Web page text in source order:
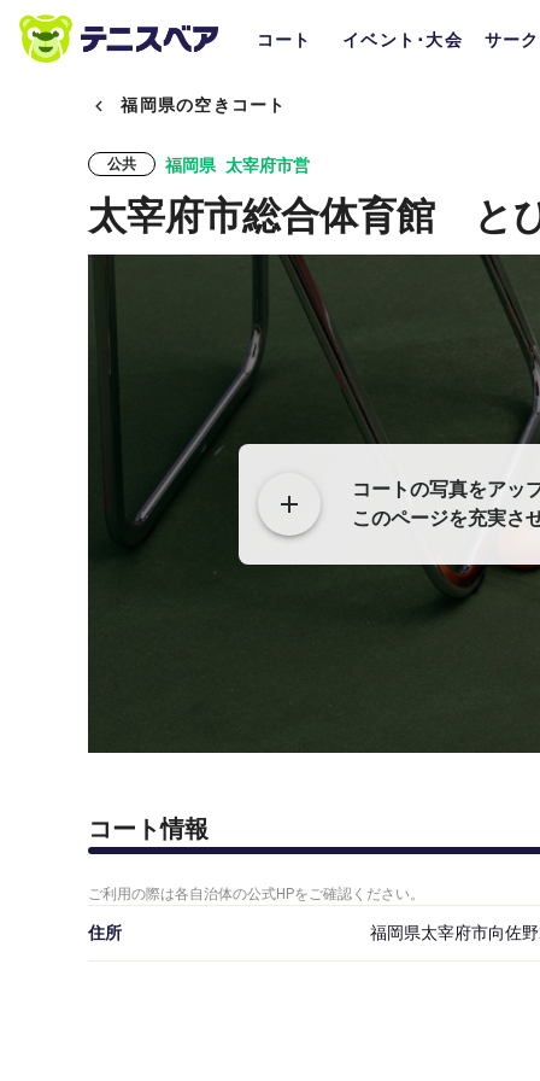
コート イベント･大会 サー
福岡県の空きコート
公共 福岡県 太宰府市営
太宰府市総合体育館 と
コートの写真をアッ
このページを充実さ
コート情報
ご利用の際は各自治体の公式HPをご確認ください。
住所 福岡県太宰府市向佐